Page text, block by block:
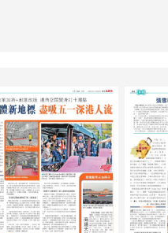
：戲曲
：國際
：國際
：文匯馬經